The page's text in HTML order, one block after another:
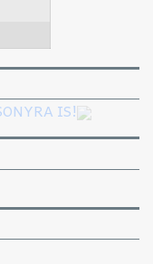
IS!